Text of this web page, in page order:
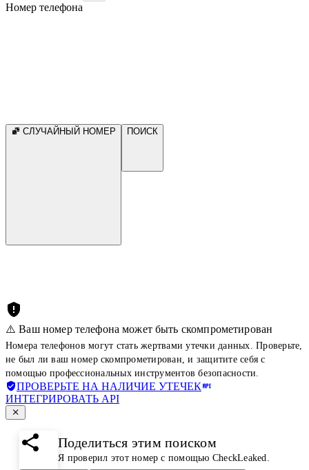
Номер телефона
СЛУЧАЙНЫЙ НОМЕР ПОИСК
⚠️ Ваш номер телефона может быть скомпрометирован
Номера телефонов могут стать жертвами утечки данных. Проверьте,
не был ли ваш номер скомпрометирован, и защитите себя с
помощью профессиональных инструментов безопасности.
ПРОВЕРЬТЕ НА НАЛИЧИЕ УТЕЧЕК
ИНТЕГРИРОВАТЬ API
Поделиться этим поиском
Я проверил этот номер с помощью CheckLeaked.